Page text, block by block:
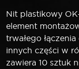
Nit plastikowy
element
trwałego
innych części w
zawiera 10 sztuk